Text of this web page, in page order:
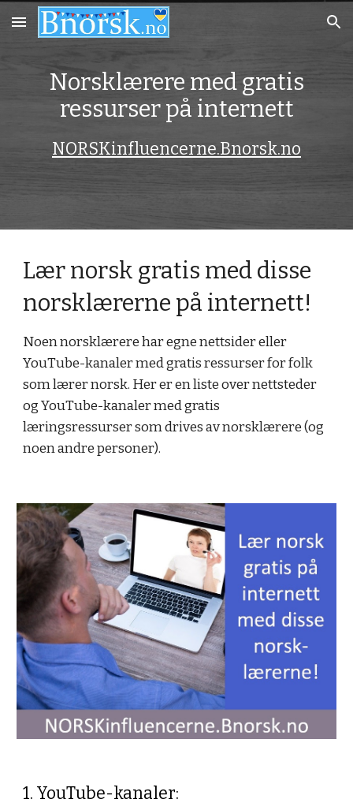
Skip to main content Skip to navigation
Norsklærere med gratis
ressurser på internett
NORSKinfluencerne.Bnorsk.no
Lær norsk gratis med disse
norsklærerne på internett!
Noen norsklærere har egne nettsider eller
YouTube-kanaler med gratis ressurser for folk
som lærer norsk. Her er en liste over nettsteder
og YouTube-kanaler med gratis
læringsressurser som drives av norsklærere (og
noen andre personer).
1. YouTube-kanaler: